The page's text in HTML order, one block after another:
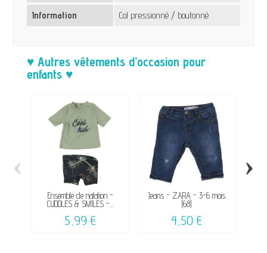
Information Col pressionné / boutonné
♥ Autres vêtements d’occasion pour
enfants ♥
Ensemble de natation -
CUDDLES & SMILES -...
5,99 €
Jeans - ZARA - 3-6 mois
(68)
4,50 €
‹ ›